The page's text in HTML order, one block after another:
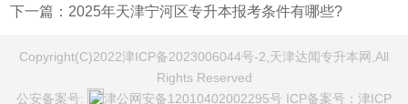
下一篇： 2025年天津宁河区专升本报考条件有哪些?
Copyright(C)2022津ICP备2023006044号-2,天津达闻专升本网,All
Rights Reserved
公安备案号:
津公网安备12010402002295号 ICP备案号： 津ICP